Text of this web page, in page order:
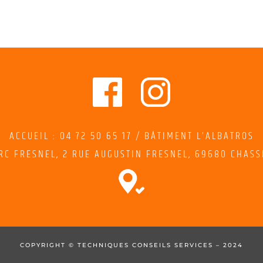
ACCUEIL : 04 72 50 65 17 / BÂTIMENT L’ALBATROS
FRESNEL, 2 RUE AUGUSTIN FRESNEL, 69680
COPYRIGHT © TECHNIQUES CONSEILS SERVICES – 2024